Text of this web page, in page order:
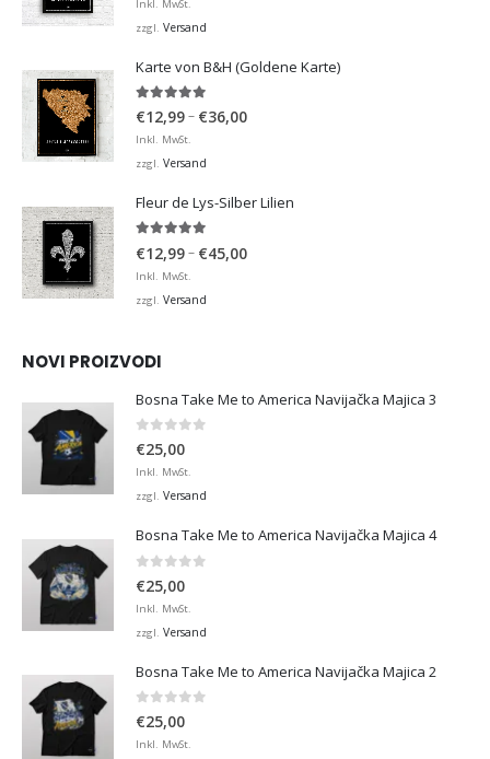
Inkl. MwSt.
zzgl. Versand
Karte von B&H (Goldene Karte)
4.98von 5
€12,99– €36,00Preisspanne:
Inkl. MwSt.
zzgl. Versand
Fleur de Lys-Silber Lilien
€12,99– €45,00Preisspanne:
Inkl. MwSt.
zzgl. Versand
NOVI PROIZVODI
Bosna Take Me to America Navijačka Majica 3
0 von 5
€25,00
Inkl. MwSt.
zzgl. Versand
Bosna Take Me to America Navijačka Majica 4
€25,00
Inkl. MwSt.
zzgl. Versand
Bosna Take Me to America Navijačka Majica 2
0 von 5
€25,00
Inkl. MwSt.